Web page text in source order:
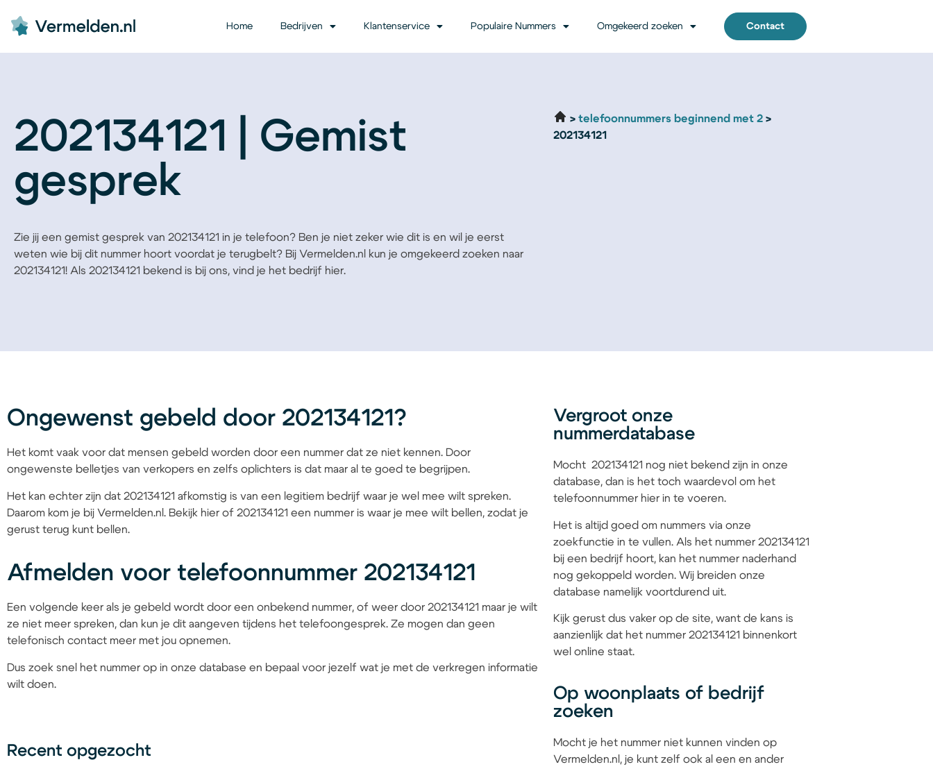
Home Bedrijven Klantenservice Populaire Nummers Omgekeerd zoeken Contact
202134121 | Gemist
gesprek
Zie jij een gemist gesprek van 202134121 in je telefoon? Ben je niet zeker wie dit is en wil je eerst
weten wie bij dit nummer hoort voordat je terugbelt? Bij Vermelden.nl kun je omgekeerd zoeken naar
202134121! Als 202134121 bekend is bij ons, vind je het bedrijf hier.
telefoonnummers beginnend met 2
202134121
Ongewenst gebeld door 202134121?
Het komt vaak voor dat mensen gebeld worden door een nummer dat ze niet kennen. Door
ongewenste belletjes van verkopers en zelfs oplichters is dat maar al te goed te begrijpen.
Het kan echter zijn dat 202134121 afkomstig is van een legitiem bedrijf waar je wel mee wilt spreken.
Daarom kom je bij Vermelden.nl. Bekijk hier of 202134121 een nummer is waar je mee wilt bellen, zodat je
gerust terug kunt bellen.
Afmelden voor telefoonnummer 202134121
Een volgende keer als je gebeld wordt door een onbekend nummer, of weer door 202134121 maar je wilt
ze niet meer spreken, dan kun je dit aangeven tijdens het telefoongesprek. Ze mogen dan geen
telefonisch contact meer met jou opnemen.
Dus zoek snel het nummer op in onze database en bepaal voor jezelf wat je met de verkregen informatie
wilt doen.
Recent opgezocht
Vergroot onze
nummerdatabase
Mocht 202134121 nog niet bekend zijn in onze
database, dan is het toch waardevol om het
telefoonnummer hier in te voeren.
Het is altijd goed om nummers via onze
zoekfunctie in te vullen. Als het nummer 202134121
bij een bedrijf hoort, kan het nummer naderhand
nog gekoppeld worden. Wij breiden onze
database namelijk voortdurend uit.
Kijk gerust dus vaker op de site, want de kans is
aanzienlijk dat het nummer 202134121 binnenkort
wel online staat.
Op woonplaats of bedrijf
zoeken
Mocht je het nummer niet kunnen vinden op
Vermelden.nl, je kunt zelf ook al een en ander